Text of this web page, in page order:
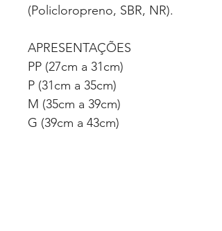
(Policloropreno, SBR, NR).
APRESENTAÇÕES
PP (27cm a 31cm)
P (31cm a 35cm)
M (35cm a 39cm)
G (39cm a 43cm)